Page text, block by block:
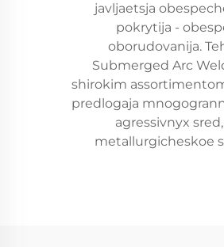
javljaetsja
pokrytija -
oborudovanija.
Submerged Arc
shirokim
predlogaja
agressivnyx
metallurgicheskoe